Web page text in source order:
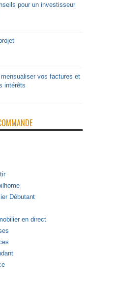
pour un investisseur
vos factures et
intérêts
Débutant
en direct